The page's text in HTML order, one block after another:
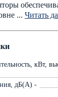
... Читать
кВт,
дБ(А) -